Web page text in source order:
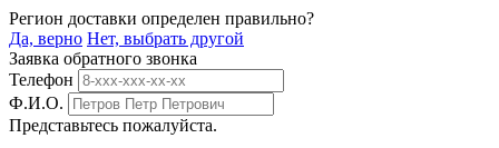
Регион доставки определен правильно?
Да, верно Нет, выбрать другой
Заявка обратного звонка
Телефон
Ф.И.О.
Представьтесь пожалуйста.